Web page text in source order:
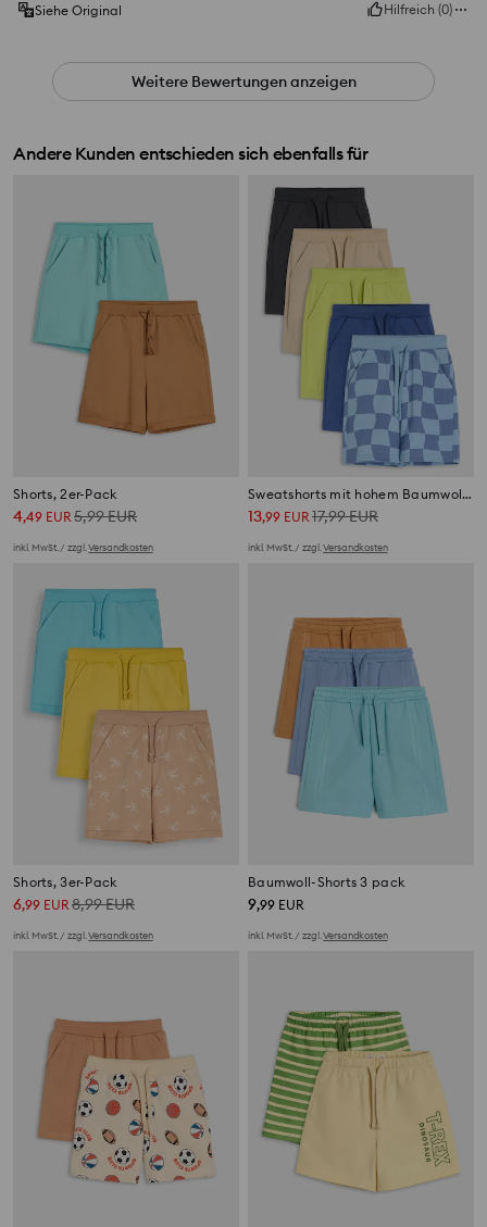
Siehe Original
Hilfreich (0)
Weitere Bewertungen anzeigen
Andere Kunden entschieden sich ebenfalls für
Shorts, 2er-Pack
4,49 EUR5,99EUR
inkl. MwSt. / zzgl.Versandkosten
Sweatshorts mit hohem Baumwollanteil 5 pack
13,99 EUR17,99EUR
inkl. MwSt. / zzgl.Versandkosten
Shorts, 3er-Pack
6,99 EUR 8,99EUR
inkl. MwSt. / zzgl.Versandkosten
Baumwoll-Shorts 3 pack
9,99 EUR
inkl. MwSt. / zzgl.Versandkosten